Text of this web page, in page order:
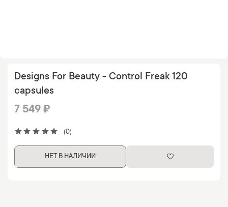
(0)
Designs For Beauty - Control Freak 120
capsules
7 549 ₽
НЕТ В НАЛИЧИИ